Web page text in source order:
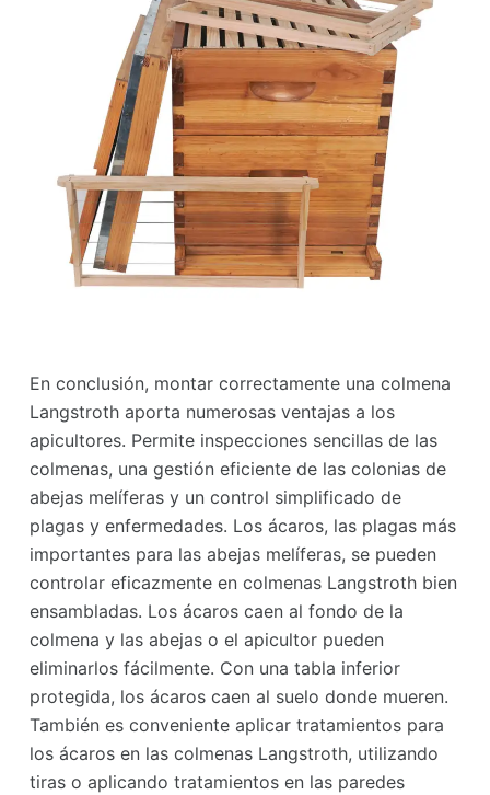
En conclusión, montar correctamente una colmena
Langstroth aporta numerosas ventajas a los
apicultores. Permite inspecciones sencillas de las
colmenas, una gestión eficiente de las colonias de
abejas melíferas y un control simplificado de
plagas y enfermedades. Los ácaros, las plagas más
importantes para las abejas melíferas, se pueden
controlar eficazmente en colmenas Langstroth bien
ensambladas. Los ácaros caen al fondo de la
colmena y las abejas o el apicultor pueden
eliminarlos fácilmente. Con una tabla inferior
protegida, los ácaros caen al suelo donde mueren.
También es conveniente aplicar tratamientos para
los ácaros en las colmenas Langstroth, utilizando
tiras o aplicando tratamientos en las paredes